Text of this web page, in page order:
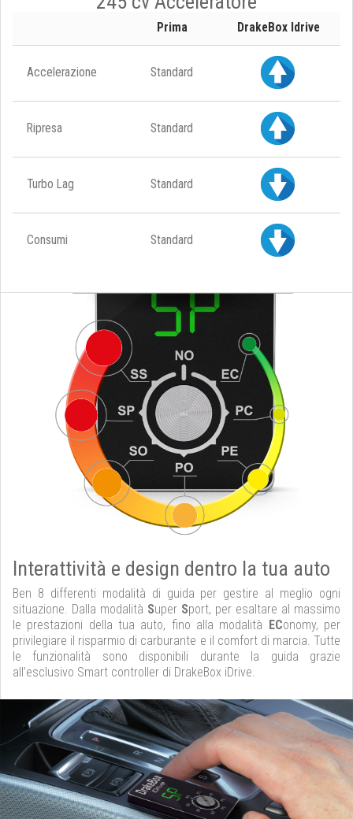
Prima DrakeBox Idrive
Accelerazione Standard
Ripresa Standard
Turbo Lag Standard
Consumi Standard
Interattività e design dentro la tua auto
Ben 8 differenti modalità di guida per gestire al meglio ogni
situazione. Dalla modalità Super Sport, per esaltare al massimo
le prestazioni della tua auto, fino alla modalità EConomy, per
privilegiare il risparmio di carburante e il comfort di marcia. Tutte
le funzionalità sono disponibili durante la guida grazie
all’esclusivo Smart controller di DrakeBox iDrive.